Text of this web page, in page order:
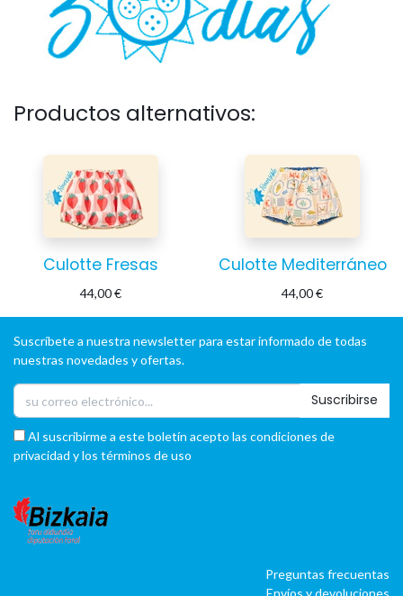
Productos alternativos:
Culotte Fresas
44,00€
Culotte Mediterráneo
44,00€
Suscríbete a nuestra newsletter para estar informado de todas
nuestras novedades y ofertas.
Suscribirse
Al suscribirme a este boletín acepto las condiciones de
privacidad y los términos de uso
Preguntas frecuentas